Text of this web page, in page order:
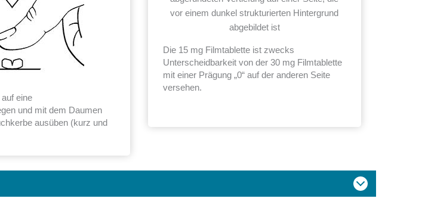
eine
und mit dem Daumen
ausüben (kurz und
Die 15 mg Filmtablette ist zwecks
Unterscheidbarkeit von der 30 mg Filmtablette
mit einer Prägung „0“ auf der anderen Seite
versehen.